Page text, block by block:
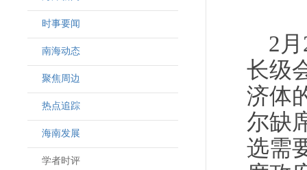
时事要闻
南海动态
聚焦周边
热点追踪
海南发展
学者时评
2
长级
济体
尔缺
选需